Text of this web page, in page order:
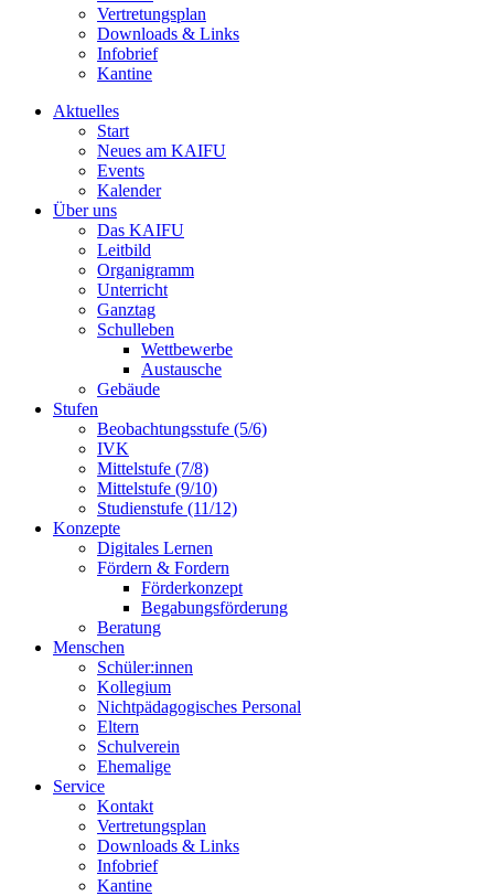
Vertretungsplan
Downloads & Links
Infobrief
Kantine
Aktuelles
Start
Neues am KAIFU
Events
Kalender
Über uns
Das KAIFU
Leitbild
Organigramm
Unterricht
Ganztag
Schulleben
Wettbewerbe
Austausche
Gebäude
Stufen
Beobachtungsstufe (5/6)
IVK
Mittelstufe (7/8)
Mittelstufe (9/10)
Studienstufe (11/12)
Konzepte
Digitales Lernen
Fördern & Fordern
Förderkonzept
Begabungsförderung
Beratung
Menschen
Schüler:innen
Kollegium
Nichtpädagogisches Personal
Eltern
Schulverein
Ehemalige
Service
Kontakt
Vertretungsplan
Downloads & Links
Infobrief
Kantine